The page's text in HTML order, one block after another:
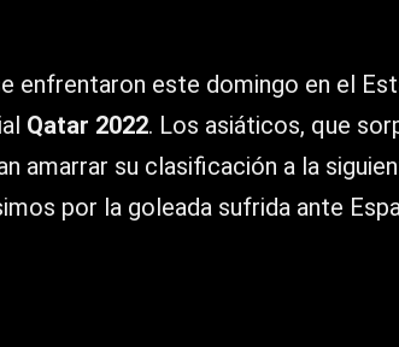
enfrentaron este domingo en el
Qatar 2022. Los asiáticos, que
amarrar su clasificación a la
por la goleada sufrida ante